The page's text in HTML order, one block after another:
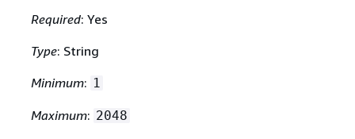
Required: Yes
Type: String
Minimum: 1
Maximum: 2048